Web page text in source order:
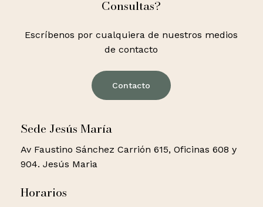
Consultas?
Escríbenos por cualquiera de nuestros medios
de contacto
Contacto
Sede Jesús María
Av Faustino Sánchez Carrión 615, Oficinas 608 y
904. Jesús Maria
Horarios